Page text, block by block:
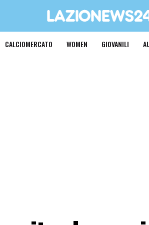
CALCIOMERCATO WOMEN GIOVANILI